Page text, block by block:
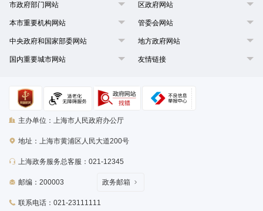
市政府部门网站 区政府网站
本市重要机构网站 管委会网站
中央政府和国家部委网站 地方政府网站
国内重要城市网站 友情链接
主办单位：上海市人民政府办公厅
地址：上海市黄浦区人民大道200号
上海政务服务总客服：021-12345
邮编：200003
联系电话：021-23111111
政务邮箱